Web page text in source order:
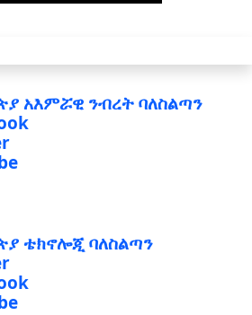
አእምሯዊ ንብረት ባለስልጣን
ቴክኖሎጂ ባለስልጣን